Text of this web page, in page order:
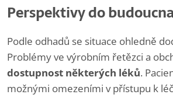
Perspektivy do budoucna
Podle odhadů se situace ohledně
Problémy ve výrobním řetězci a
dostupnost některých léků.
možnými omezeními v přístupu k